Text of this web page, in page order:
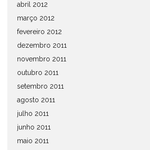
abril 2012
março 2012
fevereiro 2012
dezembro 2011
novembro 2011
outubro 2011
setembro 2011
agosto 2011
julho 2011
junho 2011
maio 2011